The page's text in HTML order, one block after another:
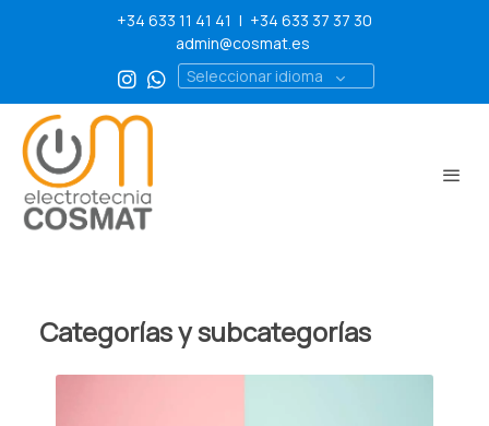
+34 633 11 41 41 | +34 633 37 37 30
admin@cosmat.es
Seleccionar idioma
Categorías y subcategorías